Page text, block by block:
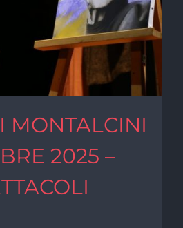
MONTALCINI
2025 –